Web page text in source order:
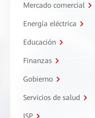
Mercado comercial
Energía eléctrica
Educación
Finanzas
Gobierno
Servicios de salud
ISP